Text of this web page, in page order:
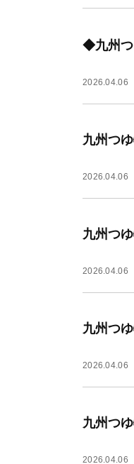
◆九州つ
2026.04.06
九州つ
2026.04.06
九州つ
2026.04.06
九州つ
2026.04.06
九州つ
2026.04.06